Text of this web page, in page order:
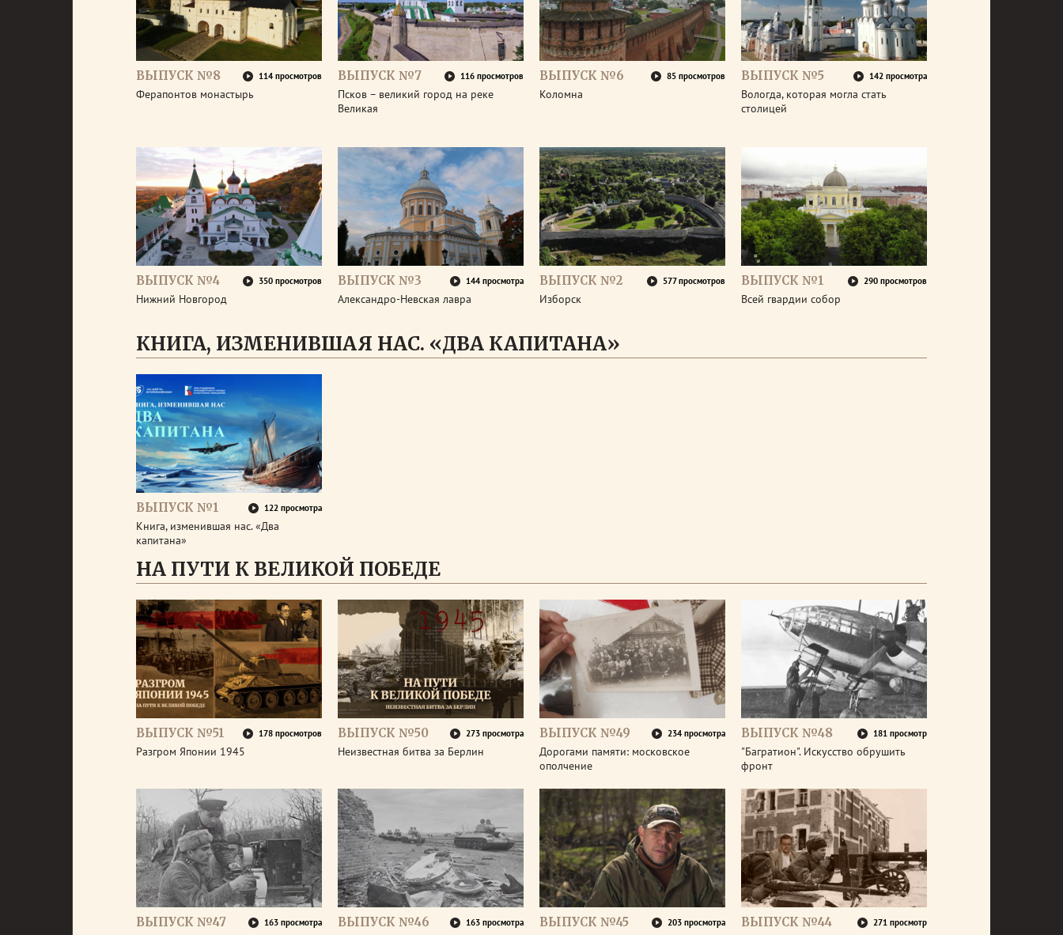
ВЫПУСК №8 114 просмотров
Ферапонтов монастырь
ВЫПУСК №7 116 просмотров
Псков – великий город на реке
Великая
ВЫПУСК №6 85 просмотров
Коломна
ВЫПУСК №5 142 просмотра
Вологда, которая могла стать
столицей
ВЫПУСК №4 350 просмотров
Нижний Новгород
ВЫПУСК №3 144 просмотра
Александро-Невская лавра
ВЫПУСК №2 577 просмотров
Изборск
ВЫПУСК №1 290 просмотров
Всей гвардии собор
КНИГА, ИЗМЕНИВШАЯ НАС. «ДВА КАПИТАНА»
ВЫПУСК №1 122 просмотра
Книга, изменившая нас. «Два
капитана»
НА ПУТИ К ВЕЛИКОЙ ПОБЕДЕ
ВЫПУСК №51 178 просмотров
Разгром Японии 1945
ВЫПУСК №50 273 просмотра
Неизвестная битва за Берлин
ВЫПУСК №49 234 просмотра
Дорогами памяти: московское
ополчение
ВЫПУСК №48 181 просмотр
"Багратион". Искусство обрушить
фронт
ВЫПУСК №47 163 просмотра ВЫПУСК №46 163 просмотра ВЫПУСК №45 203 просмотра ВЫПУСК №44 271 просмотр